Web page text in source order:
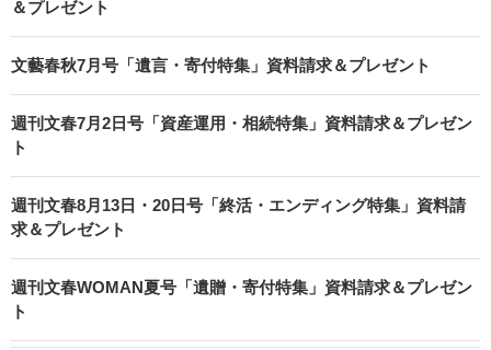
＆プレゼント
文藝春秋7月号「遺言・寄付特集」資料請求＆プレゼント
週刊文春7月2日号「資産運用・相続特集」資料請求＆プレゼン
ト
週刊文春8月13日・20日号「終活・エンディング特集」資料請
求＆プレゼント
週刊文春WOMAN夏号「遺贈・寄付特集」資料請求＆プレゼン
ト